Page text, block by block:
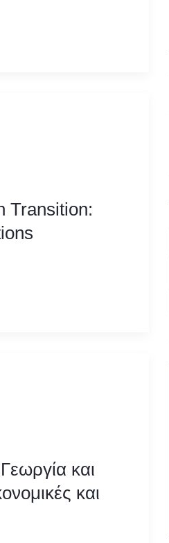
Transition:
και
και